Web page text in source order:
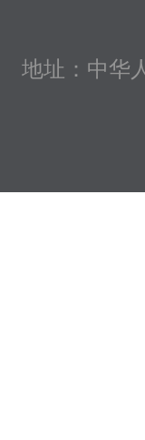
地址：中华